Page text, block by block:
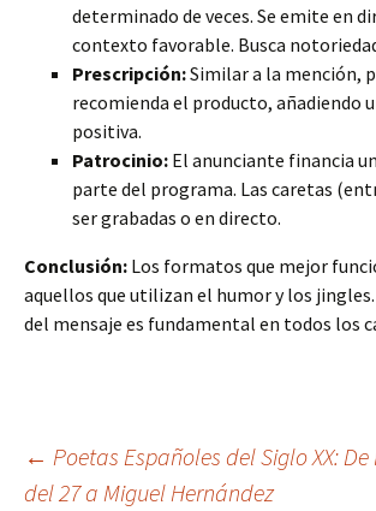
determinado de veces. Se emite en
contexto favorable. Busca
Prescripción:Similar a la mención,
recomienda el producto, añadiendo
positiva.
Patrocinio: El anunciante financia
parte del programa. Las caretas
ser grabadas o en directo.
Conclusión: Los formatos que mejor
aquellos que utilizan el humor y los
del mensaje es fundamental en todos los
Navegación
← Poetas Españoles del Siglo XX:
del 27 a Miguel Hernández